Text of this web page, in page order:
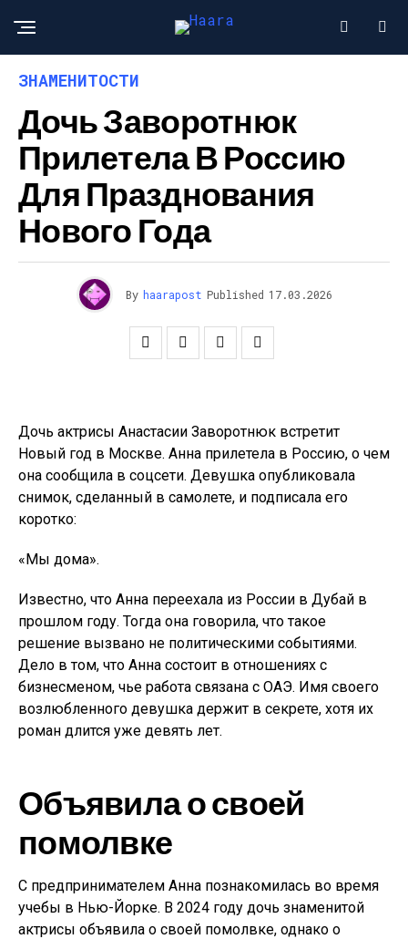
ЗНАМЕНИТОСТИ
Дочь Заворотнюк
Прилетела В Россию
Для Празднования
Нового Года
By haarapost Published 17.03.2026
Дочь актрисы Анастасии Заворотнюк встретит
Новый год в Москве. Анна прилетела в Россию, о чем
она сообщила в соцсети. Девушка опубликовала
снимок, сделанный в самолете, и подписала его
коротко:
«Мы дома».
Известно, что Анна переехала из России в Дубай в
прошлом году. Тогда она говорила, что такое
решение вызвано не политическими событиями.
Дело в том, что Анна состоит в отношениях с
бизнесменом, чье работа связана с ОАЭ. Имя своего
возлюбленного девушка держит в секрете, хотя их
роман длится уже девять лет.
Объявила о своей
помолвке
С предпринимателем Анна познакомилась во время
учебы в Нью-Йорке. В 2024 году дочь знаменитой
актрисы объявила о своей помолвке, однако о